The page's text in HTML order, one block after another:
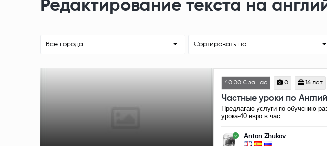
Редактирование текста на
Все города Сортировать по
40.00 € за час 0 16 лет
Частные уроки по
Предлагаю услуги по обучению
урока-40 евро в час
Anton Zhukov